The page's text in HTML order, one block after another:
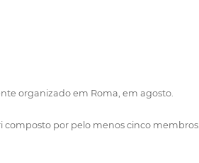
organizado em Roma, em agosto.
por pelo menos cinco membros.